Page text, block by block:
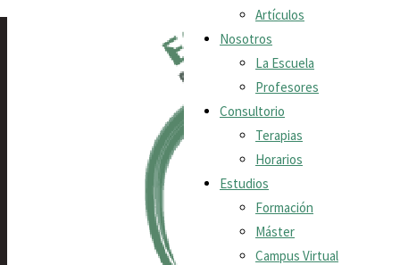
Artículos
Nosotros
La Escuela
Profesores
Consultorio
Terapias
Horarios
Estudios
Formación
Máster
Campus Virtual